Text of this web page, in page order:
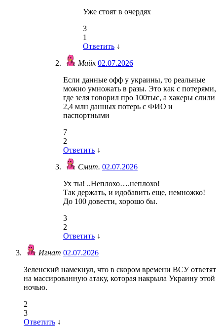
Уже стоят в очердях
3
1
Ответить ↓
Майк02.07.2026
Если данные офф у украины, то реальные
можно умножать в разы. Это как с потерями,
где зеля говорил про 100тыс, а хакеры слили
2,4 млн данных потерь с ФИО и
паспортными
7
2
Ответить ↓
Смит. 02.07.2026
Ух ты! ..Неплохо….неплохо!
Так держать, и идобавить еще, немножко!
До 100 довести, хорошо бы.
3
2
Ответить ↓
Игнат 02.07.2026
Зеленский намекнул, что в скором времени ВСУ ответят
на массированную атаку, которая накрыла Украину этой
ночью.
2
3
Ответить ↓